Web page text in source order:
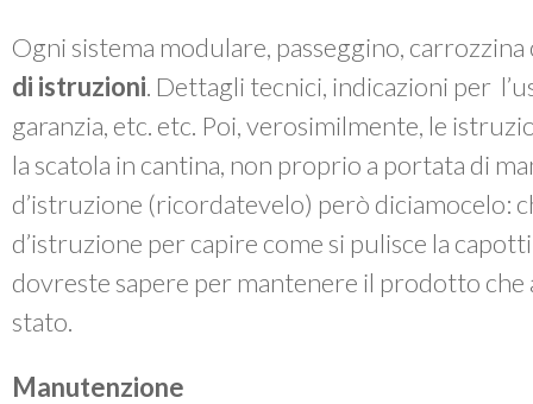
Ogni sistema modulare, passeggino,
di istruzioni. Dettagli tecnici, indicazioni per
garanzia, etc. etc. Poi, verosimilmente, le
la scatola in cantina, non proprio a portata di
d’istruzione (ricordatevelo) però diciamocelo:
d’istruzione per capire come si pulisce la
dovreste sapere per mantenere il prodotto
stato.
Manutenzione